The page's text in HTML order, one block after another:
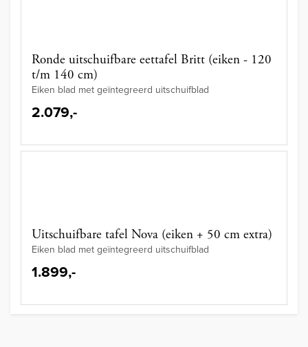
Ronde uitschuifbare eettafel Britt (eiken - 120
t/m 140 cm)
Eiken blad met geïntegreerd uitschuifblad
2.079,-
Uitschuifbare tafel Nova (eiken + 50 cm extra)
Eiken blad met geïntegreerd uitschuifblad
1.899,-